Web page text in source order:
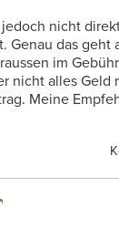
nicht
Genau das geht
im
nicht alles Geld
Meine